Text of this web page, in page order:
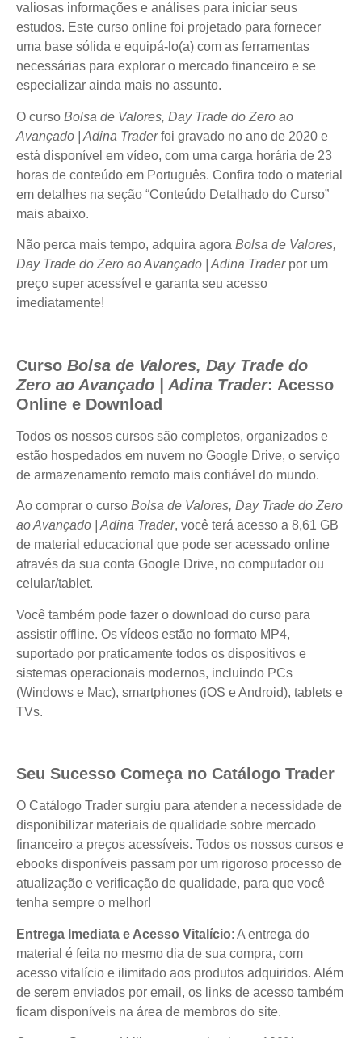
valiosas informações e análises para iniciar seus
estudos. Este curso online foi projetado para fornecer
uma base sólida e equipá-lo(a) com as ferramentas
necessárias para explorar o mercado financeiro e se
especializar ainda mais no assunto.
O curso Bolsa de Valores, Day Trade do Zero ao
Avançado | Adina Traderfoi gravado no ano de 2020 e
está disponível em vídeo, com uma carga horária de 23
horas de conteúdo em Português. Confira todo o material
em detalhes na seção “Conteúdo Detalhado do Curso”
mais abaixo.
Não perca mais tempo, adquira agora Bolsa de Valores,
Day Trade do Zero ao Avançado | Adina Traderpor um
preço super acessível e garanta seu acesso
imediatamente!
Curso Bolsa de Valores, Day Trade do
Zero ao Avançado | Adina Trader: Acesso
Online e Download
Todos os nossos cursos são completos, organizados e
estão hospedados em nuvem no Google Drive, o serviço
de armazenamento remoto mais confiável do mundo.
Ao comprar o curso Bolsa de Valores, Day Trade do Zero
ao Avançado | Adina Trader, você terá acesso a 8,61 GB
de material educacional que pode ser acessado online
através da sua conta Google Drive, no computador ou
celular/tablet.
Você também pode fazer o download do curso para
assistir offline. Os vídeos estão no formato MP4,
suportado por praticamente todos os dispositivos e
sistemas operacionais modernos, incluindo PCs
(Windows e Mac), smartphones (iOS e Android), tablets e
TVs.
Seu Sucesso Começa no Catálogo Trader
O Catálogo Trader surgiu para atender a necessidade de
disponibilizar materiais de qualidade sobre mercado
financeiro a preços acessíveis. Todos os nossos cursos e
ebooks disponíveis passam por um rigoroso processo de
atualização e verificação de qualidade, para que você
tenha sempre o melhor!
Entrega Imediata e Acesso Vitalício: A entrega do
material é feita no mesmo dia de sua compra, com
acesso vitalício e ilimitado aos produtos adquiridos. Além
de serem enviados por email, os links de acesso também
ficam disponíveis na área de membros do site.